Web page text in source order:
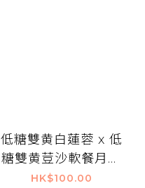
低糖雙黄白蓮蓉 x 低
糖雙黄荳沙軟餐月餅
禮盒兩件裝
HK$100.00